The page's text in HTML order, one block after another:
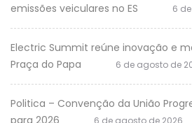
emissões veiculares no ES
6
Electric Summit reúne inovação e
Praça do Papa
6 de agosto de
Politica – Convenção da União